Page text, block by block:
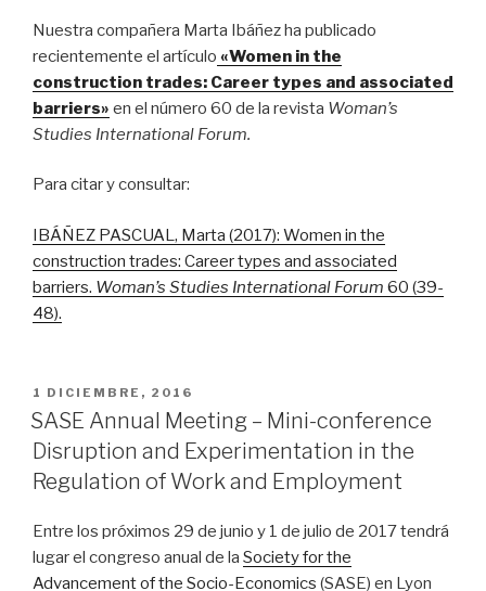
Nuestra compañera Marta Ibáñez ha publicado
recientemente el artículo «Women in the
construction trades: Career types and associated
barriers» en el número 60 de la revista Woman’s
Studies International Forum.
Para citar y consultar:
IBÁÑEZ PASCUAL, Marta (2017): Women in the
construction trades: Career types and associated
barriers. Woman’s Studies International Forum 60 (39-
48).
PUBLICADO
EL
1 DICIEMBRE, 2016
SASE Annual Meeting – Mini-conference
Disruption and Experimentation in the
Regulation of Work and Employment
Entre los próximos 29 de junio y 1 de julio de 2017 tendrá
lugar el congreso anual de la Society for the
Advancement of the Socio-Economics (SASE) en Lyon